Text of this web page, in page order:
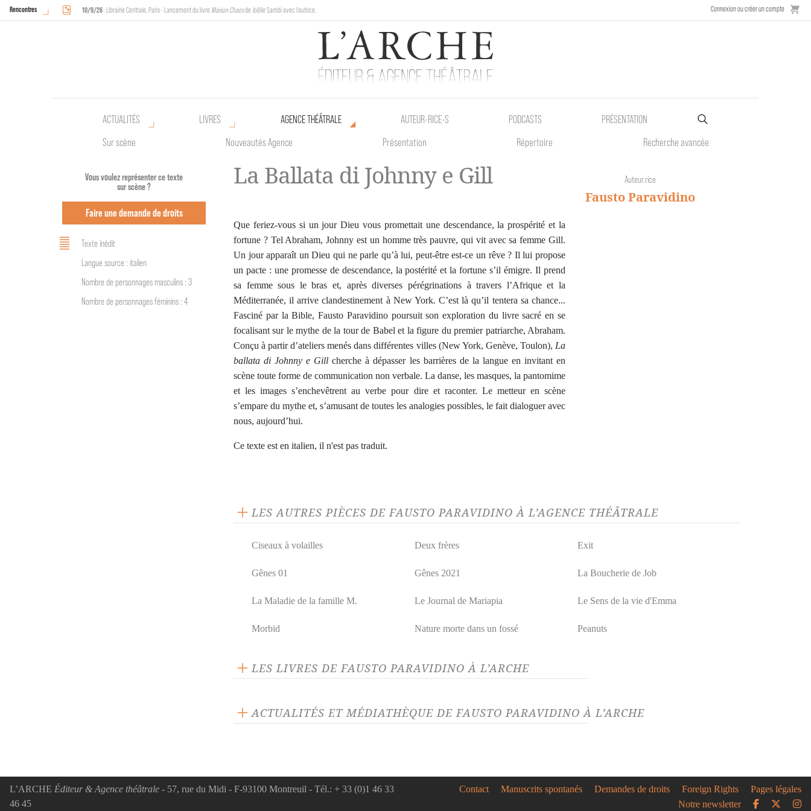
Rencontres 10/9/26: Librairie Centrale, Paris - Lancement du livre Maison Chaosde Joëlle Sambi avec l'autrice.
: Halles de Schaerbeek, Bruxelles - L'Arche sera présente au Poetik Bazar tout le weekend !
Connexion ou créer un compte
ACTUALITÉS LIVRES
AGENCE THÉÂTRALE
Sur scène
Nouveautés Agence Présentation Répertoire Recherche avancée
AUTEUR•RICE•S PODCASTS PRÉSENTATION
Vous voulez représenter ce texte
sur scène ?
Faire une demande de droits
Texte inédit
Langue source : italien
Nombre de personnages masculins : 3
Nombre de personnages féminins : 4
La Ballata di Johnny e Gill
Que feriez-vous si un jour Dieu vous promettait une descendance, la prospérité et la
fortune ? Tel Abraham, Johnny est un homme très pauvre, qui vit avec sa femme Gill.
Un jour apparaît un Dieu qui ne parle qu’à lui, peut-être est-ce un rêve ? Il lui propose
un pacte : une promesse de descendance, la postérité et la fortune s’il émigre. Il prend
sa femme sous le bras et, après diverses pérégrinations à travers l’Afrique et la
Méditerranée, il arrive clandestinement à New York. C’est là qu’il tentera sa chance...
Fasciné par la Bible, Fausto Paravidino poursuit son exploration du livre sacré en se
focalisant sur le mythe de la tour de Babel et la figure du premier patriarche, Abraham.
Conçu à partir d’ateliers menés dans différentes villes (New York, Genève, Toulon), La
ballata di Johnny e Gill cherche à dépasser les barrières de la langue en invitant en
scène toute forme de communication non verbale. La danse, les masques, la pantomime
et les images s’enchevêtrent au verbe pour dire et raconter. Le metteur en scène
s’empare du mythe et, s’amusant de toutes les analogies possibles, le fait dialoguer avec
nous, aujourd’hui.
Ce texte est en italien, il n'est pas traduit.
Auteur.rice
Fausto Paravidino
LES AUTRES PIÈCES DE FAUSTO PARAVIDINO À L’AGENCE THÉÂTRALE
Ciseaux à volailles Deux frères Exit
Gênes 01 Gênes 2021 La Boucherie de Job
La Maladie de la famille M. Le Journal de Mariapia Le Sens de la vie d'Emma
Morbid Nature morte dans un fossé Peanuts
LES LIVRES DE FAUSTO PARAVIDINO À L’ARCHE
ACTUALITÉS ET MÉDIATHÈQUE DE FAUSTO PARAVIDINO À L’ARCHE
Bon(s) spectacle(s), bon festival !
Paravidino le 30 novembre
L’ARCHE Éditeur & Agence théâtrale - 57, rue du Midi - F-93100 Montreuil - Tél.: + 33 (0)1 46 33
46 45
Contact Manuscrits spontanés Demandes de droits Foreign Rights
Pages légales
Notre newsletter